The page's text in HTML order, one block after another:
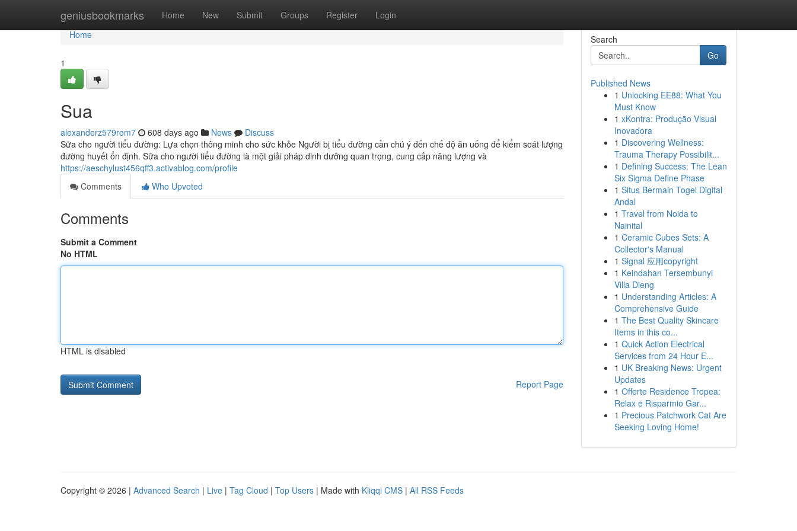
geniusbookmarks Home New Submit Groups Register Login
Home
Home
1
Sua
alexanderz579rom7 608 days ago News
Discuss
Sữa cho người tiểu đường: Lựa chọn thông minh cho sức khỏe Người bị tiểu đường cần chú ý đến chế độ ăn uống để kiểm soát lượng
đường huyết ổn định. Sữa cho người tiểu đường là một giải pháp dinh dưỡng quan trọng, cung cấp năng lượng và
https://aeschylust456qff3.activablog.com/profile
Comments
Who Upvoted
Comments
Submit a Comment
No HTML
HTML is disabled
Report Page
Search
Go
Published News
1 Unlocking EE88: What You
Must Know
1 xKontra: Produção Visual
Inovadora
1 Discovering Wellness:
Trauma Therapy Possibilit...
1 Defining Success: The Lean
Six Sigma Define Phase
1 Situs Bermain Togel Digital
Andal
1 Travel from Noida to
Nainital
1 Ceramic Cubes Sets: A
Collector's Manual
1 Signal 应用copyright
1 Keindahan Tersembunyi
Villa Dieng
1 Understanding Articles: A
Comprehensive Guide
1 The Best Quality Skincare
Items in this co...
1 Quick Action Electrical
Services from 24 Hour E...
1 UK Breaking News: Urgent
Updates
1 Offerte Residence Tropea:
Relax e Risparmio Gar...
1 Precious Patchwork Cat Are
Seeking Loving Home!
Copyright © 2026 | Advanced Search | Live | Tag Cloud | Top Users | Made with Kliqqi CMS | All RSS Feeds